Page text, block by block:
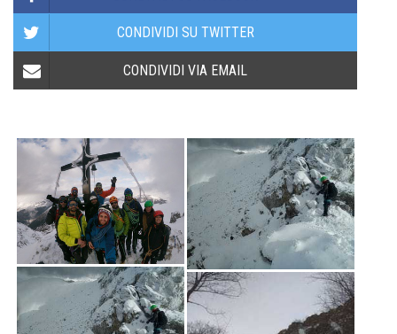
CONDIVIDI SU TWITTER
CONDIVIDI VIA EMAIL